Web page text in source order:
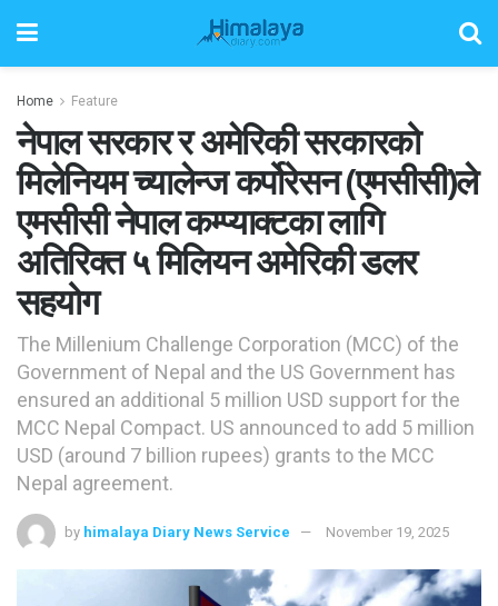
Home Feature
नेपाल सरकार र अमेरिकी सरकारको
मिलेनियम च्यालेन्ज कर्पोरेसन (एमसीसी)ले
एमसीसी नेपाल कम्प्याक्टका लागि
अतिरिक्त ५ मिलियन अमेरिकी डलर
सहयोग
The Millenium Challenge Corporation (MCC) of the
Government of Nepal and the US Government has
ensured an additional 5 million USD support for the
MCC Nepal Compact. US announced to add 5 million
USD (around 7 billion rupees) grants to the MCC
Nepal agreement.
by himalaya Diary News Service November 19, 2025